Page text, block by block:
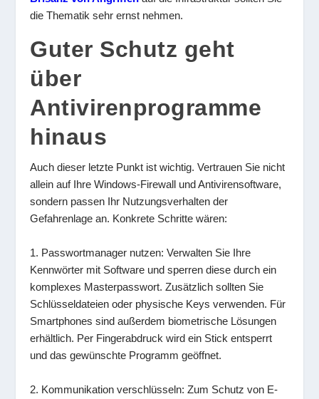
die Thematik sehr ernst nehmen.
Guter Schutz geht
über
Antivirenprogramme
hinaus
Auch dieser letzte Punkt ist wichtig. Vertrauen Sie nicht
allein auf Ihre Windows-Firewall und Antivirensoftware,
sondern passen Ihr Nutzungsverhalten der
Gefahrenlage an. Konkrete Schritte wären:
1. Passwortmanager nutzen: Verwalten Sie Ihre
Kennwörter mit Software und sperren diese durch ein
komplexes Masterpasswort. Zusätzlich sollten Sie
Schlüsseldateien oder physische Keys verwenden. Für
Smartphones sind außerdem biometrische Lösungen
erhältlich. Per Fingerabdruck wird ein Stick entsperrt
und das gewünschte Programm geöffnet.
2. Kommunikation verschlüsseln: Zum Schutz von E-